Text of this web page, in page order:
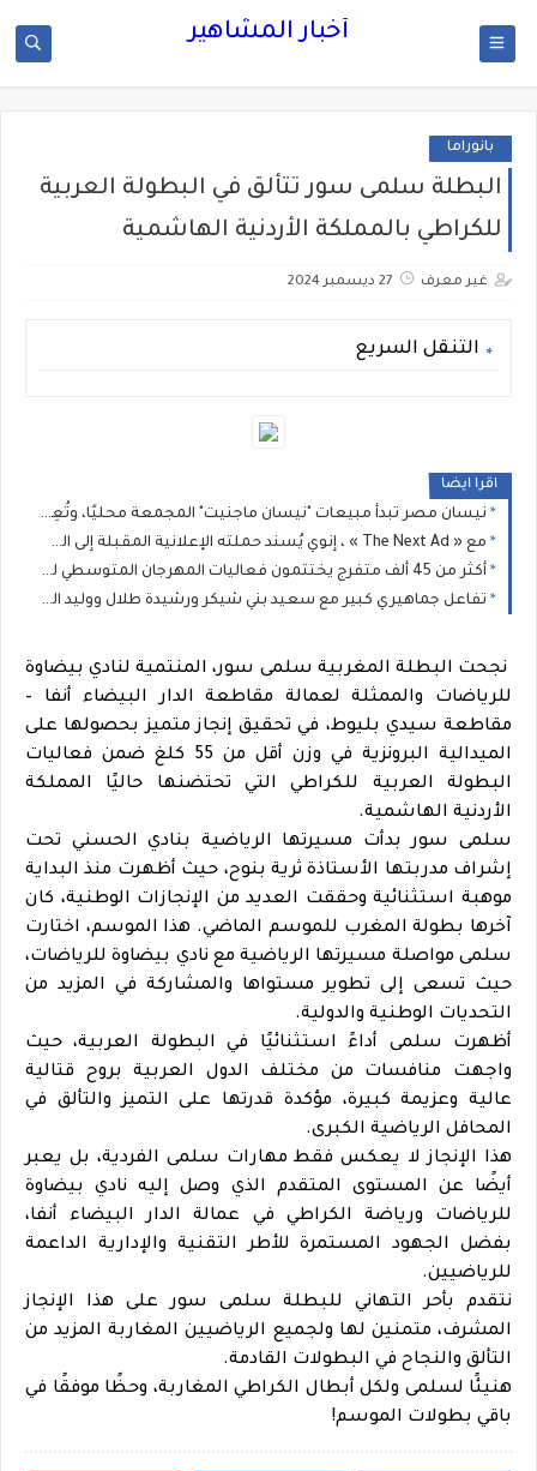
أخبار المشاهير
بانوراما
البطلة سلمى سور تتألق في البطولة العربية
للكراطي بالمملكة الأردنية الهاشمية
غير معرف 27 ديسمبر 2024
التنقل السريع
اقرا ايضا
نيسان مصر تبدأ مبيعات "نيسان ماجنيت" المجمعة محليًا، وتُعِيد تعريف فئة السيارات الرياضية المدمجة متعددة الاستخدامات
مع « The Next Ad » ، إنوي يُسند حملته الإعلانية المقبلة إلى الشباب المغربي
أكثر من 45 ألف متفرج يختتمون فعاليات المهرجان المتوسطي للناظور في أجواء استثنائية
تفاعل جماهيري كبير مع سعيد بني شيكر ورشيدة طلال ووليد الرحماني في المهرجان المتوسطي للناظور
نجحت البطلة المغربية سلمى سور، المنتمية لنادي بيضاوة
للرياضات والممثلة لعمالة مقاطعة الدار البيضاء أنفا –
مقاطعة سيدي بليوط، في تحقيق إنجاز متميز بحصولها على
الميدالية البرونزية في وزن أقل من 55 كلغ ضمن فعاليات
البطولة العربية للكراطي التي تحتضنها حاليًا المملكة
الأردنية الهاشمية.
سلمى سور بدأت مسيرتها الرياضية بنادي الحسني تحت
إشراف مدربتها الأستاذة ثرية بنوح، حيث أظهرت منذ البداية
موهبة استثنائية وحققت العديد من الإنجازات الوطنية، كان
آخرها بطولة المغرب للموسم الماضي. هذا الموسم، اختارت
سلمى مواصلة مسيرتها الرياضية مع نادي بيضاوة للرياضات،
حيث تسعى إلى تطوير مستواها والمشاركة في المزيد من
التحديات الوطنية والدولية.
أظهرت سلمى أداءً استثنائيًا في البطولة العربية، حيث
واجهت منافسات من مختلف الدول العربية بروح قتالية
عالية وعزيمة كبيرة، مؤكدة قدرتها على التميز والتألق في
المحافل الرياضية الكبرى.
هذا الإنجاز لا يعكس فقط مهارات سلمى الفردية، بل يعبر
أيضًا عن المستوى المتقدم الذي وصل إليه نادي بيضاوة
للرياضات ورياضة الكراطي في عمالة الدار البيضاء أنفا،
بفضل الجهود المستمرة للأطر التقنية والإدارية الداعمة
للرياضيين.
نتقدم بأحر التهاني للبطلة سلمى سور على هذا الإنجاز
المشرف، متمنين لها ولجميع الرياضيين المغاربة المزيد من
التألق والنجاح في البطولات القادمة.
هنيئًا لسلمى ولكل أبطال الكراطي المغاربة، وحظًا موفقًا في
باقي بطولات الموسم!